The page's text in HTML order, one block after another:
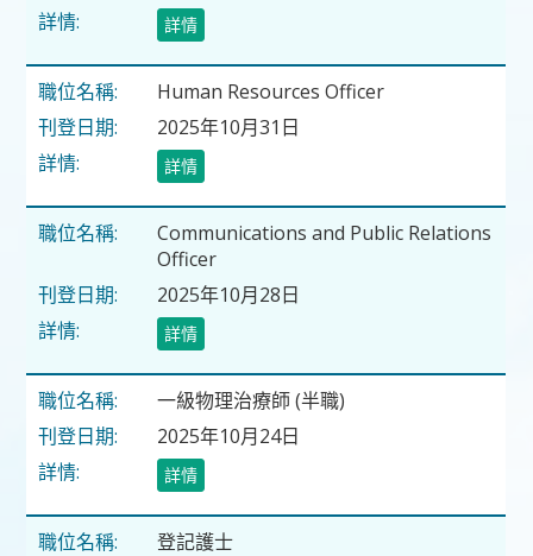
詳情
Human Resources Officer
2025年10月31日
詳情
Communications and Public Relations
Officer
2025年10月28日
詳情
一級物理治療師 (半職)
2025年10月24日
詳情
登記護士